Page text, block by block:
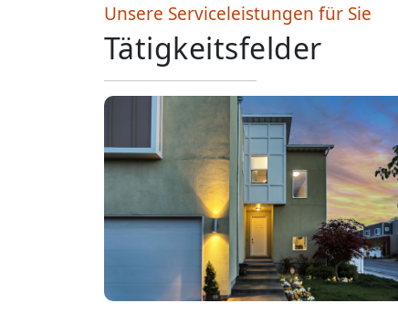
Unsere Serviceleistungen für Sie
Tätigkeitsfelder